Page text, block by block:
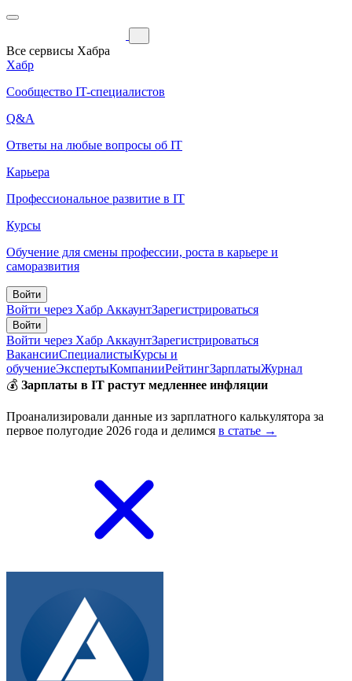
Все сервисы Хабра
Хабр
Сообщество IT-специалистов
Q&A
Ответы на любые вопросы об IT
Карьера
Профессиональное развитие в IT
Курсы
Обучение для смены профессии, роста в карьере и
саморазвития
Войти
Войти через Хабр АккаунтЗарегистрироваться
Войти
Войти через Хабр АккаунтЗарегистрироваться
ВакансииСпециалистыКурсы и
обучениеЭкспертыКомпанииРейтингЗарплатыЖурнал
💰 Зарплаты в IT растут медленнее инфляции
Проанализировали данные из зарплатного калькулятора за
первое полугодие 2026 года и делимся в статье →